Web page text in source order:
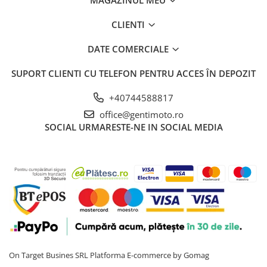
CLIENTI
DATE COMERCIALE
SUPORT CLIENTI CU TELEFON PENTRU ACCES ÎN DEPOZIT
+40744588817
office@gentimoto.ro
SOCIAL URMARESTE-NE IN SOCIAL MEDIA
On Target Busines SRL Platforma E-commerce by Gomag